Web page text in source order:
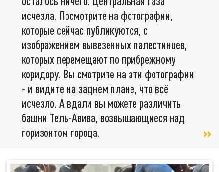
исчезла. Посмотрите на фотографии,
которые сейчас публикуются, с
изображением вывезенных палестинцев,
которых перемещают по прибрежному
коридору. Вы смотрите на эти фотографии
- и видите на заднем плане, что всё
исчезло. А вдали вы можете различить
башни Тель-Авива, возвышающиеся над
горизонтом города.